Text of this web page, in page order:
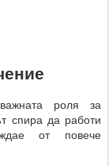
роля за
спира да работи
от повече